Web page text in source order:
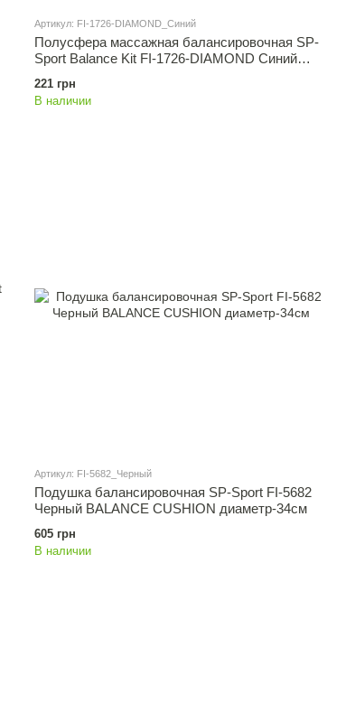
Артикул: FI-1726-DIAMOND_Синий
Полусфера массажная балансировочная SP-
Sport Balance Kit FI-1726-DIAMOND Синий
221 грн
В наличии
Артикул: FI-5682_Черный
Подушка балансировочная SP-Sport FI-5682
Черный BALANCE CUSHION диаметр-34см
605 грн
В наличии